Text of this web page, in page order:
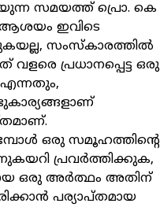
സമയത്ത് പ്രൊ. കെ
ഇവിടെ
സംസ്കാരത്തിൽ
പ്രധാനപ്പെട്ട ഒരു
എന്നതും,
ഒരു സമൂഹത്തിന്റെ
പ്രവർത്തിക്കുക,
ഒരു അർത്ഥം അതിന്
പര്യാപ്തമായ